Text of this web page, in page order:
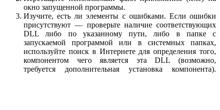
окно запущенной программы.
Изучите, есть ли элементы с ошибками. Если ошибки
присутствуют — проверьте наличие соответствующих
DLL либо по указанному пути, либо в папке с
запускаемой программой или в системных папках,
используйте поиск в Интернете для определения того,
компонентом чего является эта DLL (возможно,
требуется дополнительная установка компонента).